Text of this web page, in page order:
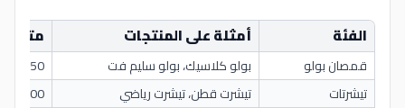
الفئة أمثلة على المنتجات
قمصان بولو بولو كلاسيك، بولو سليم فت
350-550
تيشرتات
تيشرت قطن، تيشرت رياضي
200-400